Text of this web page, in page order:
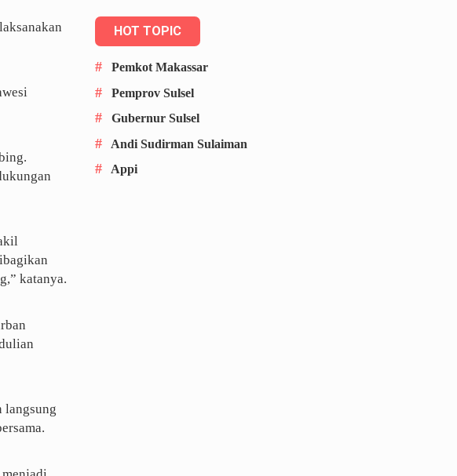
katanya.
langsung
HOT TOPIC
Pemkot Makassar
Pemprov Sulsel
Gubernur Sulsel
Andi Sudirman Sulaiman
Appi